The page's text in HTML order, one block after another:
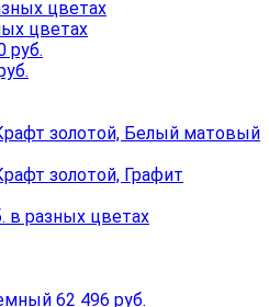
цветах
цветах
руб.
золотой, Белый матовый
золотой, Графит
в разных цветах
62 496 руб.